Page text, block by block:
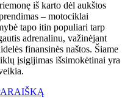
iš karto dėl aukštos
– motociklai
tapo itin populiari tarp
adrenalinu, važinėjant
finansinės naštos. Šiame
įsigijimas išsimokėtinai yra